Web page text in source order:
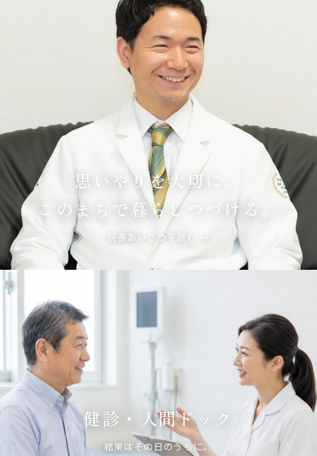
思いやりを大切に。
このまちで暮らしつづける。
院長あいさつを読む →
健診・人間ドック
結果はその日のうちに。